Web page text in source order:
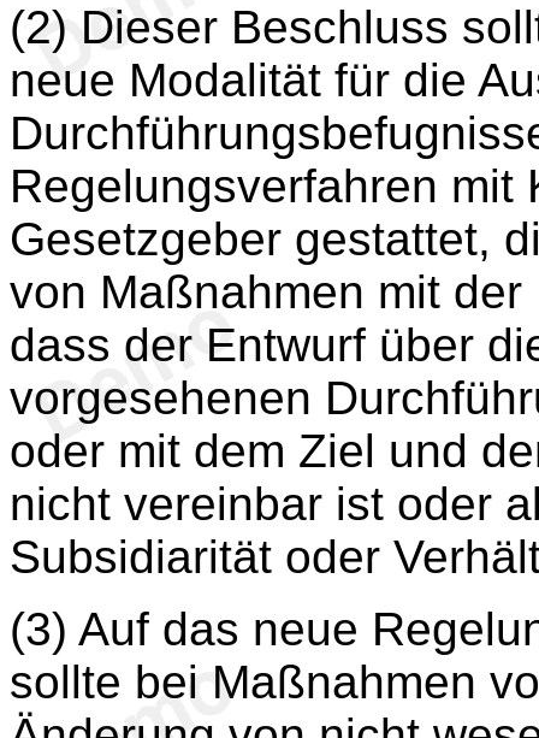
(2) Dieser Beschluss
neue Modalität für die
Regelungsverfahren mit
Gesetzgeber gestattet,
von Maßnahmen mit
dass der Entwurf über
vorgesehenen
oder mit dem Ziel und
nicht vereinbar ist oder
Subsidiarität oder
(3) Auf das neue
sollte bei Maßnahmen